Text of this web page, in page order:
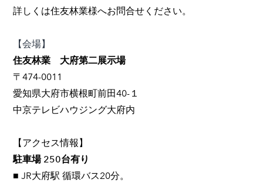
詳しくは住友林業様へお問合せください。
【会場】
住友林業 大府第二展示場
〒474-0011
愛知県大府市横根町前田40-１
中京テレビハウジング大府内
​【アクセス情報】
駐車場 250台有り
■ JR大府駅 循環バス20分。